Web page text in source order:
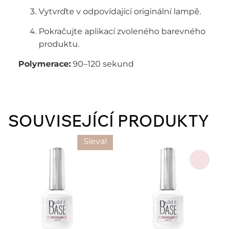
Vytvrďte v odpovídající originální lampě.
Pokračujte aplikací zvoleného barevného
produktu.
Polymerace: 90–120 sekund
SOUVISEJÍCÍ PRODUKTY
Sleva!